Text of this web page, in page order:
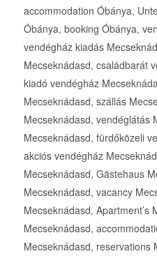
accommodation Óbánya,
Óbánya, booking Óbánya,
vendégház kiadás
Mecseknádasd, családbarát
kiadó vendégház
Mecseknádasd, szállás
Mecseknádasd, vendéglátás
Mecseknádasd, fürdőközeli
akciós vendégház
Mecseknádasd, Gästehaus
Mecseknádasd, vacancy
Mecseknádasd, Apartment’s
Mecseknádasd,
Mecseknádasd, reservations